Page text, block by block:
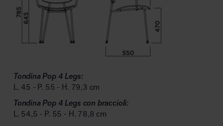
Tondina Pop 4 Legs:
L. 45 - P. 55 - H. 79,3 cm
Tondina Pop 4 Legs con braccioli:
L. 54,5 - P. 55 - H. 78,8 cm